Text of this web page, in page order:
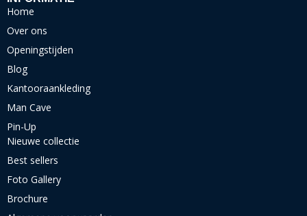
Home
Over ons
Openingstijden
Blog
Kantooraankleding
Man Cave
Pin-Up
Nieuwe collectie
Best sellers
Foto Gallery
Brochure